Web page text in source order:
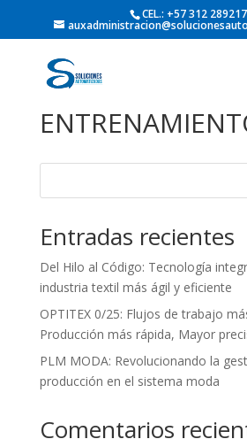
CEL.: +57 312
Entradas recientes
Del Hilo al Código: Tecnología
industria textil más ágil y eficiente
OPTITEX 0/25: Flujos de trabajo
Producción más rápida, Mayor
PLM MODA: Revolucionando la
producción en el sistema moda
Comentarios